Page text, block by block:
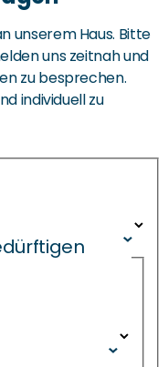
unserem Haus. Bitte
uns zeitnah und
zu besprechen.
individuell zu